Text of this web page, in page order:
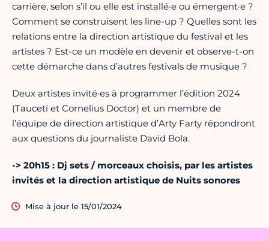
carrière, selon s’il ou elle est installé·e ou émergent·e ?
Comment se construisent les line-up ? Quelles sont les
relations entre la direction artistique du festival et les
artistes ? Est-ce un modèle en devenir et observe-t-on
cette démarche dans d’autres festivals de musique ?
Deux artistes invité·es à programmer l’édition 2024
(Tauceti et Cornelius Doctor) et un membre de
l’équipe de direction artistique d’Arty Farty répondront
aux questions du journaliste David Bola.
-> 20h15 : Dj sets / morceaux choisis, par les artistes
invités et la direction artistique de Nuits sonores
Mise à jour le 15/01/2024